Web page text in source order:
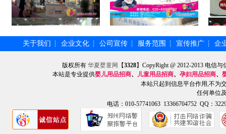
关于我们 ┆ 企业文化 ┆ 公司宣传 ┆ 服务范围 ┆ 宣传推广 ┆ 企
版权所有华夏婴童网 【3328】CopyRight @ 2012-2013 电信
本站是专业提供婴儿用品招商、 儿童用品招商、 孕妇用品招商、
本站只起到信息平台作用,不为
任何单位
电话：010-57741063 13366704752 QQ：